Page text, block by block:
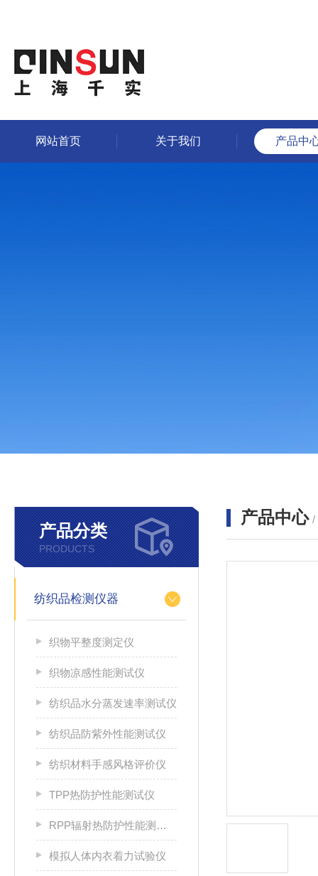
网站首页 关于我们 产品中
产品分类
PRODUCTS
纺织品检测仪器
织物平整度测定仪
织物凉感性能测试仪
纺织品水分蒸发速率测试仪
纺织品防紫外性能测试仪
纺织材料手感风格评价仪
TPP热防护性能测试仪
RPP辐射热防护性能测试仪
模拟人体内衣着力试验仪
产品中心 /